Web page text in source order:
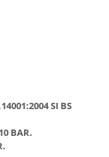
SI BS
BAR.